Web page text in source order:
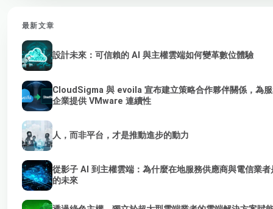
最新文章
設計未來：可信賴的 AI 與主權雲端如何變革數位體驗
CloudSigma 與 evoila 宣布建立策略合作夥伴關係，為
企業提供 VMware 連續性
人，而非平台，才是推動進步的動力
從影子 AI 到主權雲端：為什麼在地服務供應商與電信業
的未來